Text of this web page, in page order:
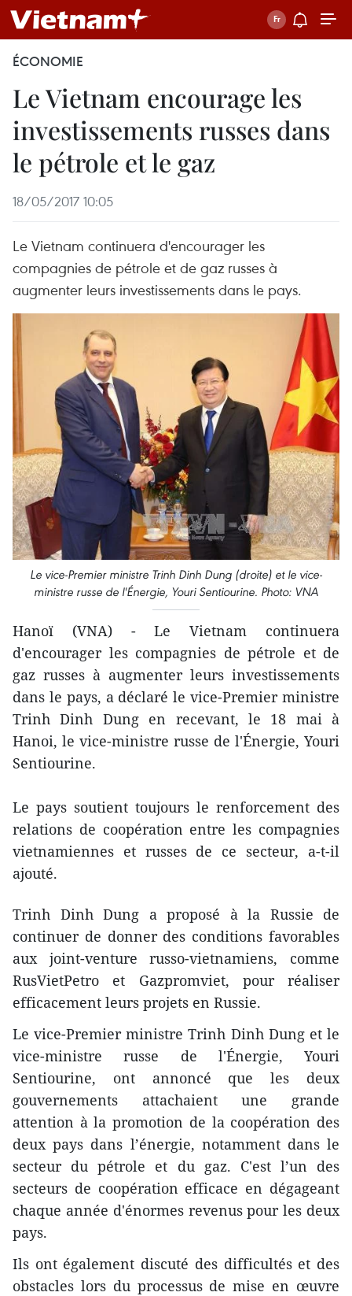
ÉCONOMIE
Le Vietnam encourage les
investissements russes dans
le pétrole et le gaz
18/05/2017 10:05
Le Vietnam continuera d'encourager les
compagnies de pétrole et de gaz russes à
augmenter leurs investissements dans le pays.
Le vice-Premier ministre Trinh Dinh Dung (droite) et le vice-
ministre russe de l'Énergie, YouriSentiourine. Photo: VNA
Hanoï (VNA) - Le Vietnam continuera
d'encourager les ​compagnies de pétrol​e et de
gaz russes à augmenter leurs investissements
dans le pays, a déclaré le vice-Premier ministre
Trinh Dinh Dung en recevant, le 18 mai à
Hanoi, le vice-ministre russe de l'Énergie, Youri
Sentiourine.
Le pays soutient toujours le renforcement des
relations de coopération entre les compagnies
vietnamiennes et russes de ce secteur, a-t-il
ajouté.
Trinh Dinh Dung a proposé à la Russie de
continuer ​de ​donner des conditions favorables
aux joint-venture russo-vietnamiens, comme
RusVietPetro et Gazpromviet, pour réaliser
efficacement leurs projets en Russie.
Le vice-Premier ministre Trinh Dinh Dung et le
vice-ministre russe de l'Énergie, Youri
Sentiourine, ont annoncé que les deux
gouvernements attachaient une grande
attention à la promotion de la coopération des
deux pays dans l’énergie, notamment dans le
secteur du pétrole et du gaz. C'est l’un des
secteurs de coopération efficace ​en dégageant
chaque année d'énormes revenus pour les deux
pays.
Ils ont également discuté des difficultés et des
obstacles ​lors du processus de mise en œuvre